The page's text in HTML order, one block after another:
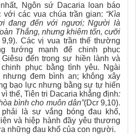
Ngôn sứ Dacaria loan báo
với các vua chúa trần gian: “Kìa
đang đến với ngươi; Người là
Thắng, nhưng khiêm tốn, cưỡi
Các vị vua trần thế thường
tướng mạnh để chinh phục
đến trong sự hiền lành và
phục bằng tình yêu. Ngài
đem bình an; không xây
bạo lực nhưng bằng sự tự hiến
thế, Tiên tri Dacaria khẳng định:
bình cho muôn dân”(Dcr 9,10).
là sự vắng bóng đau khổ,
và hiệp hành đầy yêu thương
những đau khổ của con người.